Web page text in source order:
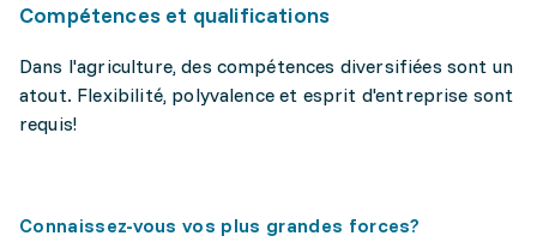
Compétences et qualifications
Dans l'agriculture, des compétences diversifiées sont un
atout. Flexibilité, polyvalence et esprit d'entreprise sont
requis!
Connaissez-vous vos plus grandes forces?